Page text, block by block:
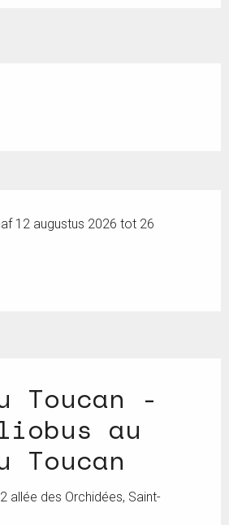
12 augustus 2026 tot 26
Toucan -
au
Toucan
allée des Orchidées, Saint-